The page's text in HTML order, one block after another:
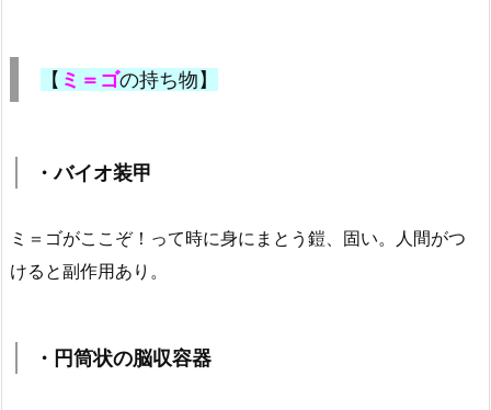
【 ミ＝ゴの持ち物】
・バイオ装甲
ミ＝ゴがここぞ！って時に身にまとう鎧、固い。人間がつ
けると副作用あり。
・円筒状の脳収容器